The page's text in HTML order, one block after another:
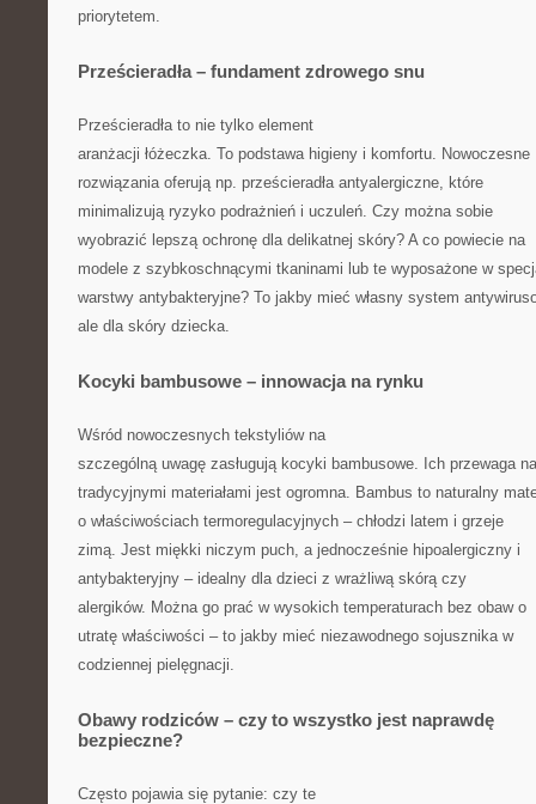
priorytetem.
Prześcieradła – fundament zdrowego snu
Prześcieradła to nie tylko element
aranżacji łóżeczka. To podstawa higieny i komfortu. Nowoczesne
rozwiązania oferują np. prześcieradła antyalergiczne, które
minimalizują ryzyko podrażnień i uczuleń. Czy można sobie
wyobrazić lepszą ochronę dla delikatnej skóry? A co powiecie na
modele z szybkoschnącymi tkaninami lub te wyposażone w
warstwy antybakteryjne? To jakby mieć własny system
ale dla skóry dziecka.
Kocyki bambusowe – innowacja na rynku
Wśród nowoczesnych tekstyliów na
szczególną uwagę zasługują kocyki bambusowe. Ich przewaga
tradycyjnymi materiałami jest ogromna. Bambus to naturalny
o właściwościach termoregulacyjnych – chłodzi latem i grzeje
zimą. Jest miękki niczym puch, a jednocześnie hipoalergiczny i
antybakteryjny – idealny dla dzieci z wrażliwą skórą czy
alergików. Można go prać w wysokich temperaturach bez obaw o
utratę właściwości – to jakby mieć niezawodnego sojusznika w
codziennej pielęgnacji.
Obawy rodziców – czy to wszystko jest naprawdę
bezpieczne?
Często pojawia się pytanie: czy te